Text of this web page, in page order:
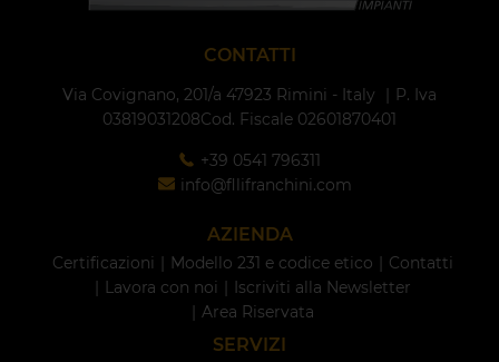
CONTATTI
Via Covignano, 201/a 47923 Rimini - Italy
P. Iva
03819031208Cod. Fiscale 02601870401
+39 0541 796311
info@fllifranchini.com
AZIENDA
Certificazioni Modello 231 e codice etico
Contatti
Lavora con noi
Iscriviti alla Newsletter
Area Riservata
SERVIZI